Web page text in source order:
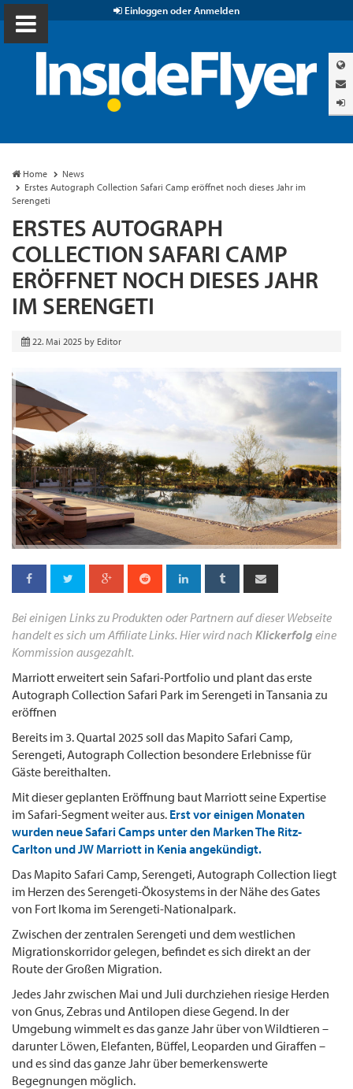
Einloggen oder Anmelden
Home
News
Erstes Autograph Collection Safari Camp eröffnet noch dieses Jahr im
Serengeti
ERSTES AUTOGRAPH
COLLECTION SAFARI CAMP
ERÖFFNET NOCH DIESES JAHR
IM SERENGETI
22. Mai 2025 by Editor
Bei einigen Links zu Produkten oder Partnern auf dieser Webseite
handelt es sich um Affiliate Links. Hier wird nach Klickerfolg eine
Kommission ausgezahlt.
Marriott erweitert sein Safari-Portfolio und plant das erste
Autograph Collection Safari Park im Serengeti in Tansania zu
eröffnen
Bereits im 3. Quartal 2025 soll das Mapito Safari Camp,
Serengeti, Autograph Collection besondere Erlebnisse für
Gäste bereithalten.
Mit dieser geplanten Eröffnung baut Marriott seine Expertise
im Safari-Segment weiter aus. Erst vor einigen Monaten
wurden neue Safari Camps unter den Marken The Ritz-
Carlton und JW Marriott in Kenia angekündigt.
Das Mapito Safari Camp, Serengeti, Autograph Collection liegt
im Herzen des Serengeti-Ökosystems in der Nähe des Gates
von Fort Ikoma im Serengeti-Nationalpark.
Zwischen der zentralen Serengeti und dem westlichen
Migrationskorridor gelegen, befindet es sich direkt an der
Route der Großen Migration.
Jedes Jahr zwischen Mai und Juli durchziehen riesige Herden
von Gnus, Zebras und Antilopen diese Gegend. In der
Umgebung wimmelt es das ganze Jahr über von Wildtieren –
darunter Löwen, Elefanten, Büffel, Leoparden und Giraffen –
und es sind das ganze Jahr über bemerkenswerte
Begegnungen möglich.